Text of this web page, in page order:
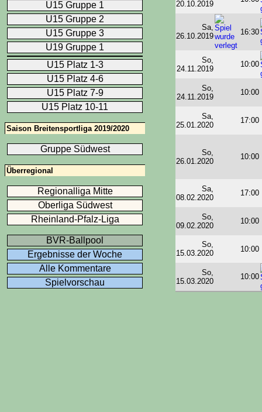
20.10.2019
Sa,
26.10.2019
16:30
So,
24.11.2019
10:00
So,
24.11.2019
10:00
Sa,
25.01.2020
17:00
So,
26.01.2020
10:00
Sa,
08.02.2020
17:00
So,
09.02.2020
10:00
So,
15.03.2020
10:00
So,
15.03.2020
10:00
U15 Gruppe 1
U15 Gruppe 2
U15 Gruppe 3
U19 Gruppe 1
U15 Platz 1-3
U15 Platz 4-6
U15 Platz 7-9
U15 Platz 10-11
Saison Breitensportliga 2019/2020
Gruppe Südwest
Überregional
Regionalliga Mitte
Oberliga Südwest
Rheinland-Pfalz-Liga
BVR-Ballpool
Ergebnisse der Woche
Alle Kommentare
Spielvorschau